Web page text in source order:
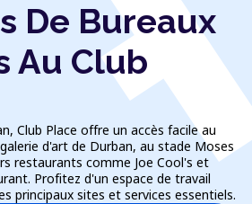
De Bureaux
Au Club
Club Place offre un accès facile au
d'art de Durban, au stade Moses
restaurants comme Joe Cool's et
Profitez d'un espace de travail
principaux sites et services essentiels.